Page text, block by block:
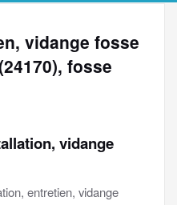
vidange fosse
fosse
vidange
entretien, vidange